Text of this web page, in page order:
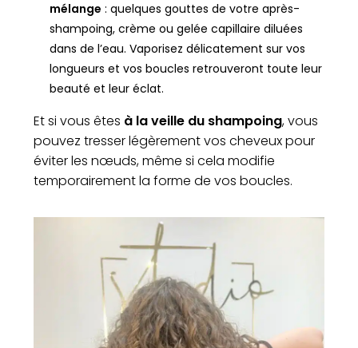
mélange : quelques gouttes de votre après-
shampoing, crème ou gelée capillaire diluées
dans de l’eau. Vaporisez délicatement sur vos
longueurs et vos boucles retrouveront toute leur
beauté et leur éclat.
Et si vous êtes à la veille du shampoing, vous
pouvez tresser légèrement vos cheveux pour
éviter les nœuds, même si cela modifie
temporairement la forme de vos boucles.